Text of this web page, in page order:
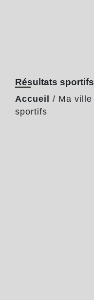
Résultats sportifs
Accueil / Ma ville
sportifs